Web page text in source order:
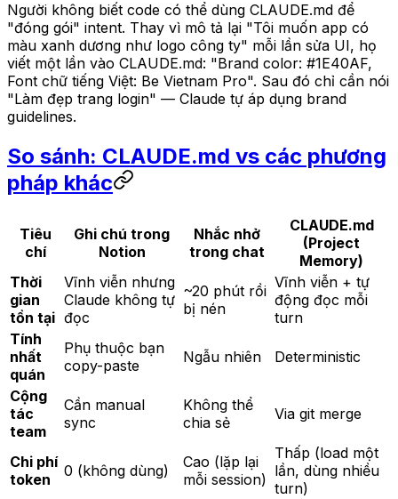
Người không biết code có thể dùng CLAUDE.md để
"đóng gói" intent. Thay vì mô tả lại "Tôi muốn app có
màu xanh dương như logo công ty" mỗi lần sửa UI, họ
viết một lần vào CLAUDE.md: "Brand color: #1E40AF,
Font chữ tiếng Việt: Be Vietnam Pro". Sau đó chỉ cần nói
"Làm đẹp trang login" — Claude tự áp dụng brand
guidelines.
So sánh: CLAUDE.md vs các phương
pháp khác
Tiêu
chí
Ghi chú trong
Notion
Nhắc nhở
trong chat
CLAUDE.md
(Project
Memory)
Thời
gian
tồn tại
Vĩnh viễn nhưng
Claude không tự
đọc
~20 phút rồi
bị nén
Vĩnh viễn + tự
động đọc mỗi
turn
Tính
nhất
quán
Phụ thuộc bạn
copy-paste
Ngẫu nhiên Deterministic
Cộng
tác
team
Cần manual
sync
Không thể
chia sẻ
Via git merge
Chi phí
token
0 (không dùng)
Cao (lặp lại
mỗi session)
Thấp (load một
lần, dùng nhiều
turn)